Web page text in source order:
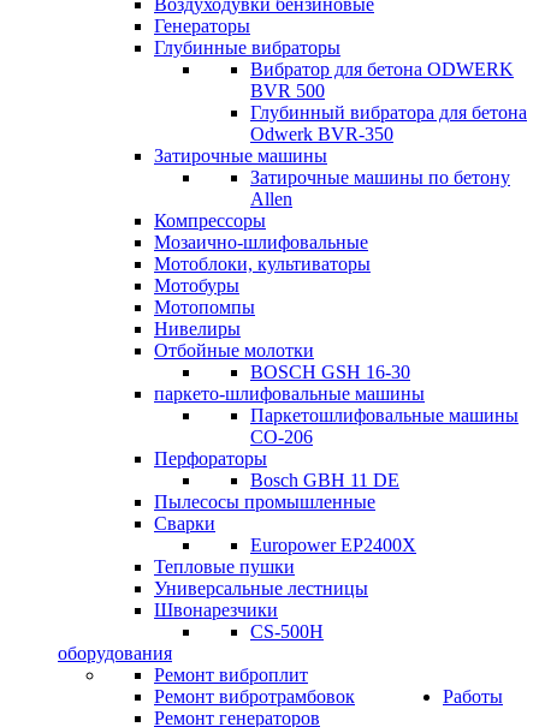
Воздуходувки бензиновые
Генераторы
Глубинные вибраторы
Вибратор для бетона ODWERK
BVR 500
Глубинный вибратора для бетона
Odwerk BVR-350
Затирочные машины
Затирочные машины по бетону
Allen
Компрессоры
Мозаично-шлифовальные
Мотоблоки, культиваторы
Мотобуры
Мотопомпы
Нивелиры
Отбойные молотки
BOSCH GSH 16-30
паркето-шлифовальные машины
Паркетошлифовальные машины
СО-206
Перфораторы
Bosch GBH 11 DE
Пылесосы промышленные
Сварки
Europower EP2400X
Тепловые пушки
Универсальные лестницы
Швонарезчики
CS-500H
оборудования
Ремонт виброплит
Ремонт вибротрамбовок
Ремонт генераторов
Работы